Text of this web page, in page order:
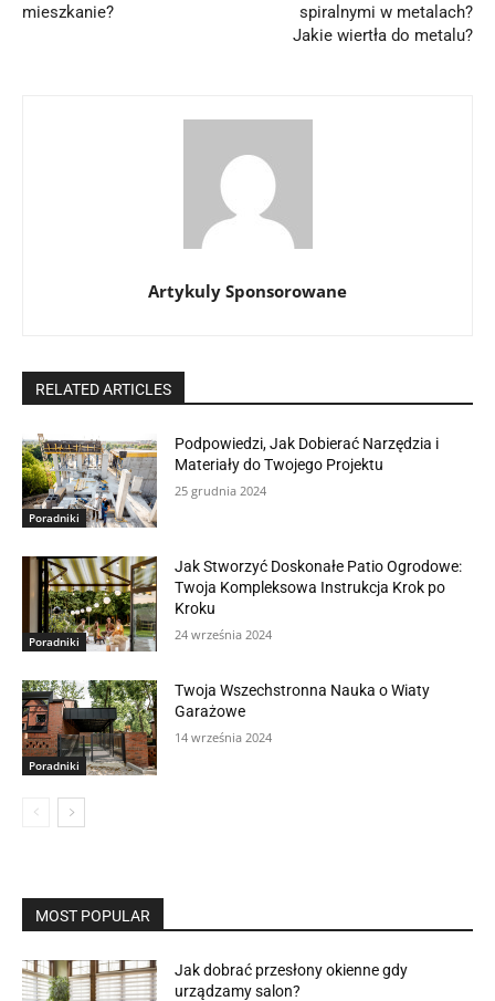
mieszkanie?
spiralnymi w metalach?
Jakie wiertła do metalu?
Artykuly Sponsorowane
RELATED ARTICLES
Poradniki
Podpowiedzi, Jak Dobierać Narzędzia i
Materiały do Twojego Projektu
25 grudnia 2024
Poradniki
Jak Stworzyć Doskonałe Patio Ogrodowe:
Twoja Kompleksowa Instrukcja Krok po
Kroku
24 września 2024
Poradniki
Twoja Wszechstronna Nauka o Wiaty
Garażowe
14 września 2024
MOST POPULAR
Jak dobrać przesłony okienne gdy
urządzamy salon?